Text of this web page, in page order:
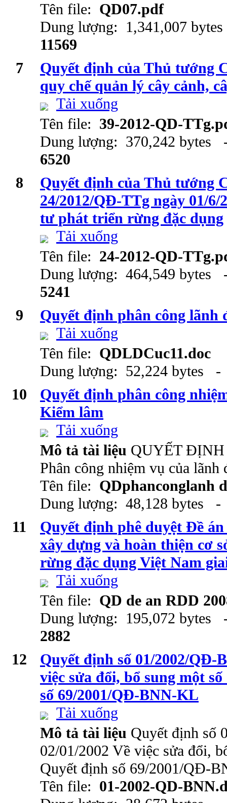
Tên file: QD07.pdf
Dung lượng: 1,341,007
11569
7
Quyết định của Thủ tướng
quy chế quản lý cây cảnh,
Tải xuống
Tên file: 39-2012-QD-
Dung lượng: 370,242
6520
8
Quyết định của Thủ tướng
24/2012/QĐ-TTg ngày 01/6/
tư phát triển rừng đặc dụng
Tải xuống
Tên file: 24-2012-QD-
Dung lượng: 464,549
5241
9
Quyết định phân công lãnh
Tải xuống
Tên file: QDLDCuc11.doc
Dung lượng: 52,224 bytes
10
Quyết định phân công
Kiểm lâm
Tải xuống
Mô tả tài liệu QUYẾT ĐỊNH
Phân công nhiệm vụ của
Tên file: QDphanconglanh
Dung lượng: 48,128 bytes
11
Quyết định phê duyệt Đề
xây dựng và hoàn thiện cơ
rừng đặc dụng Việt Nam
Tải xuống
Tên file: QD de an RDD
Dung lượng: 195,072
2882
12
Quyết định số 01/2002/QĐ-
việc sửa đổi, bổ sung một
số 69/2001/QĐ-BNN-KL
Tải xuống
Mô tả tài liệu Quyết định số
02/01/2002 Về việc sửa đổi,
Quyết định số 69/2001/QĐ-
Tên file: 01-2002-QD-